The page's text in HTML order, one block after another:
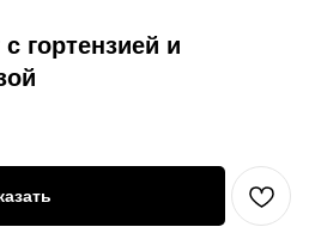
гортензией и